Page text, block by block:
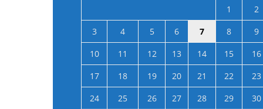
1
2
3
4 5 6 7 8
9
10
11 12 13 14 15
16
17
18 19 20 21 22
23
24
25 26 27 28 29
30